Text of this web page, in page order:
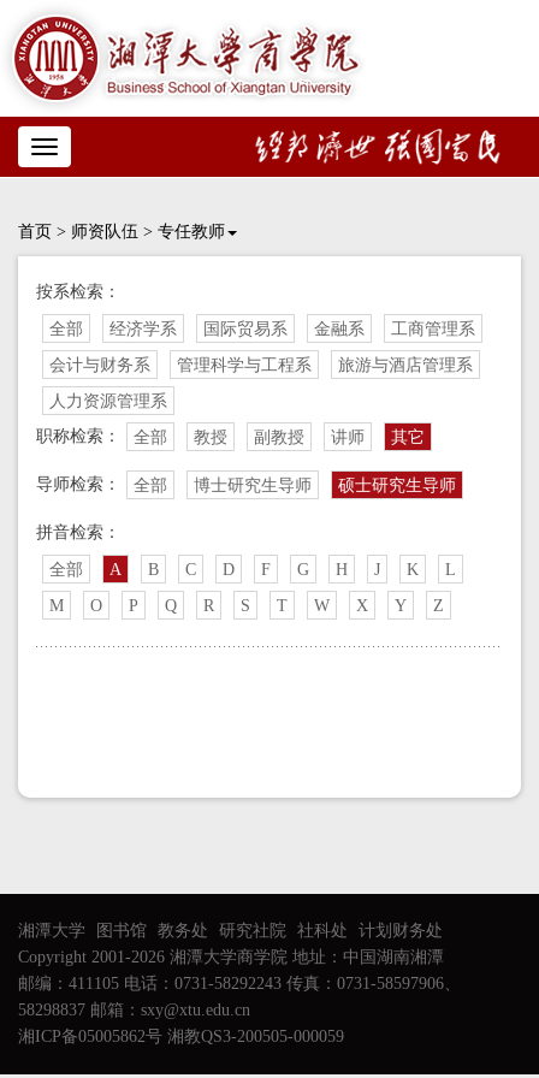
Toggle
navigation
首页 > 师资队伍 > 专任教师
按系检索：
全部 经济学系 国际贸易系 金融系
工商管理系
会计与财务系
管理科学与工程系
旅游与酒店管理系
人力资源管理系
职称检索：
全部 教授 副教授 讲师 其它
导师检索： 全部 博士研究生导师 硕士研究生导师
拼音检索：
全部 A B C D F G H J K
L
M
O P Q R S T W X Y Z
湘潭大学 图书馆 教务处 研究社院 社科处
计划财务处
Copyright 2001-2026 湘潭大学商学院 地址：中国湖南湘潭
邮编：411105 电话：0731-58292243 传真：0731-58597906、
58298837 邮箱：sxy@xtu.edu.cn
湘ICP备05005862号 湘教QS3-200505-000059